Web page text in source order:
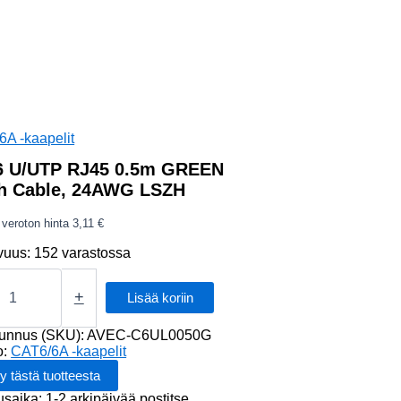
-kaapelit
U/UTP RJ45 0.5m GREEN
Cable, 24AWG LSZH
veroton hinta3,11€
152 varastossa
+ Lisää koriin
(SKU):AVEC-C6UL0050G
CAT6/6A -kaapelit